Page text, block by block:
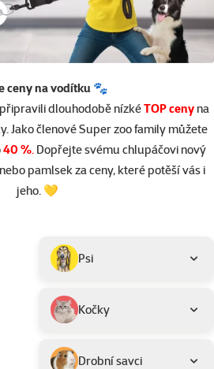
ceny na vodítku 🐾
dlouhodobě nízkéTOP ceny na
Jako členové Super zoo family můžete
40 %.Dopřejte svému chlupáčovi nový
pamlsek za ceny, které potěší vás i
jeho. 💛
Podkategorie
Psi
Kočky
Drobní savci